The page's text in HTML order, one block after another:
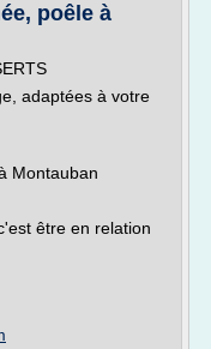
poêle à
adaptées à votre
Montauban
être en relation